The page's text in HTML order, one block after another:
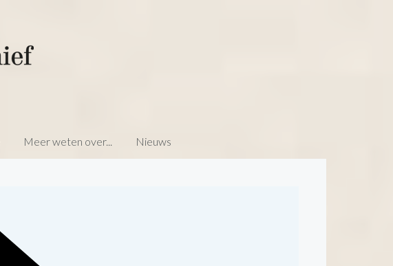
Meer weten over... Nieuws